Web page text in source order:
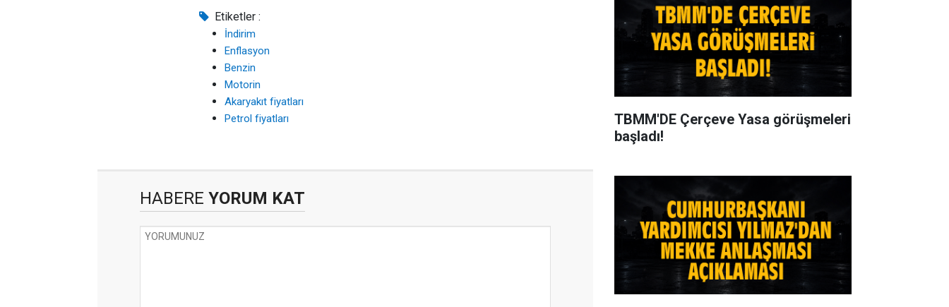
Etiketler :
İndirim
Enflasyon
Benzin
Motorin
Akaryakıt fiyatları
Petrol fiyatları
HABERE YORUM KAT
TBMM'DE Çerçeve Yasa görüşmeleri
başladı!